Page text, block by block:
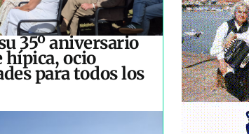
35º aniversario
hípica, ocio
para todos los